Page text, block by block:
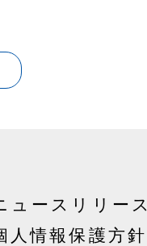
ュースリリース
人情報保護方針